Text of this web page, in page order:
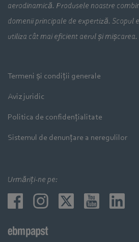
aerodinamică. Produsele noastre
domenii principale de expertiză. Scopul
utiliza cât mai eficient aerul și mișcarea.
Termeni și condiții generale
Aviz juridic
Politica de confidențialitate
Sistemul de denunțare a neregulilor
Urmăriți-ne pe: